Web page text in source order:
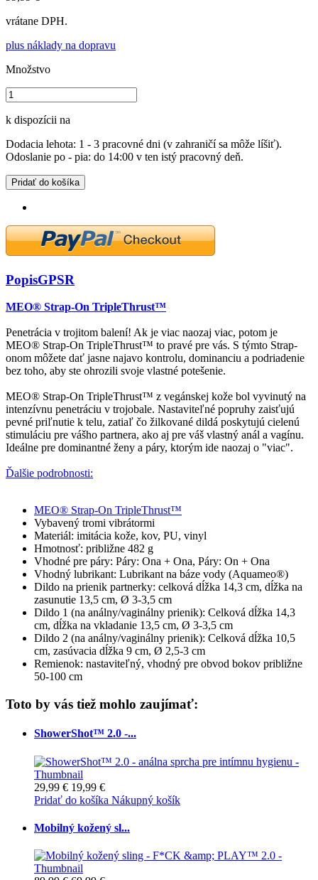
vrátane DPH.
plus náklady na dopravu
Množstvo
k dispozícii na
Dodacia lehota: 1 - 3 pracovné dni (v zahraničí sa môže líšiť).
Odoslanie po - pia: do 14:00 v ten istý pracovný deň.
Pridať do košíka
PopisGPSR
MEO® Strap-On TripleThrust™
Penetrácia v trojitom balení! Ak je viac naozaj viac, potom je
MEO® Strap-On TripleThrust™ to pravé pre vás. S týmto Strap-
onom môžete dať jasne najavo kontrolu, dominanciu a podriadenie
bez toho, aby ste ohrozili svoje vlastné potešenie.
MEO® Strap-On TripleThrust™ z vegánskej kože bol vyvinutý na
intenzívnu penetráciu v trojobale. Nastaviteľné popruhy zaisťujú
pevné priľnutie k telu, zatiaľ čo žilkované dildá poskytujú cielenú
stimuláciu pre vášho partnera, ako aj pre váš vlastný anál a vagínu.
Ideálne pre dominantné ženy a páry, ktorým ide naozaj o "viac".
Ďalšie podrobnosti:
MEO® Strap-On TripleThrust™
Vybavený tromi vibrátormi
Materiál: imitácia kože, kov, PU, vinyl
Hmotnosť: približne 482 g
Vhodné pre páry: Páry: Ona + Ona, Páry: On + Ona
Vhodný lubrikant: Lubrikant na báze vody (Aquameo®)
Dildo na prienik partnerky: celková dĺžka 14,3 cm, dĺžka na
zasunutie 13,5 cm, Ø 3-3,5 cm
Dildo 1 (na análny/vaginálny prienik): Celková dĺžka 14,3
cm, dĺžka na vkladanie 13,5 cm, Ø 3-3,5 cm
Dildo 2 (na análny/vaginálny prienik): Celková dĺžka 10,5
cm, zasúvacia dĺžka 9 cm, Ø 2,5-3 cm
Remienok: nastaviteľný, vhodný pre obvod bokov približne
50-100 cm
Toto by vás tiež mohlo zaujímať:
ShowerShot™ 2.0 -...
29,99 € 19,99 €
Pridať do košíka Nákupný košík
Mobilný kožený sl...